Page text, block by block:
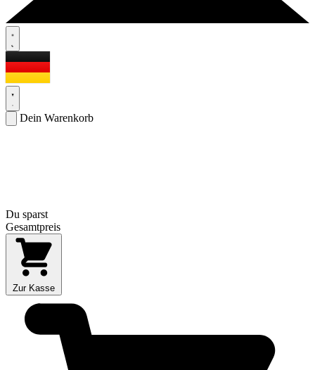
Dein Warenkorb
Du sparst
Gesamtpreis
Zur Kasse